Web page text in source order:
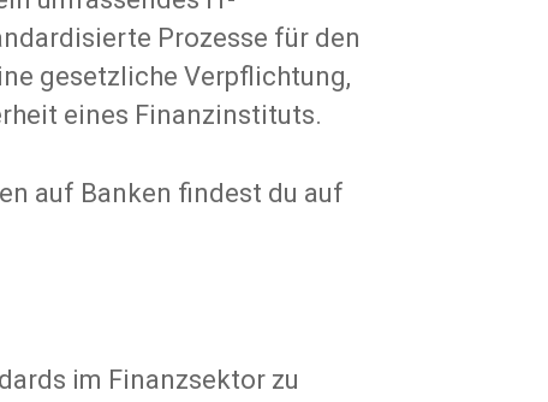
Prozesse für den
gesetzliche Verpflichtung,
eines Finanzinstituts.
auf Banken findest du auf
im Finanzsektor zu